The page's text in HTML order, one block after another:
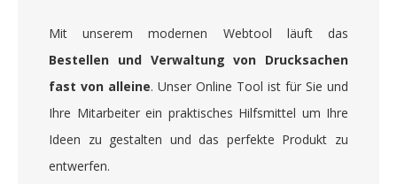
Mit unserem modernen Webtool läuft das
Bestellen und Verwaltung von Drucksachen
fast von alleine. Unser Online Tool ist für Sie und
Ihre Mitarbeiter ein praktisches Hilfsmittel um Ihre
Ideen zu gestalten und das perfekte Produkt zu
entwerfen.